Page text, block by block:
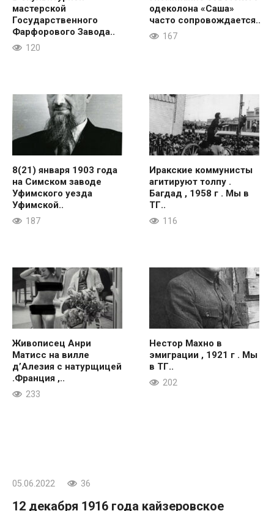
мастерской
Государственного
Фарфорового Завода..
120
одеколона «Саша»
часто сопровождается..
167
8(21) января 1903 года
на Симском заводе
Уфимского уезда
Уфимской..
187
Иракские коммунисты
агитируют толпу .
Багдад , 1958 г . Мы в
ТГ..
116
Живописец Анри
Матисс на вилле
д’Алезия с натурщицей
.Франция ,..
233
Нестор Махно в
эмиграции , 1921 г . Мы
в ТГ..
202
05.06.2022 36
12 декабря 1916 года кайзеровское